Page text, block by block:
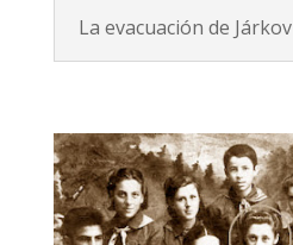
La evacuación de Járkov